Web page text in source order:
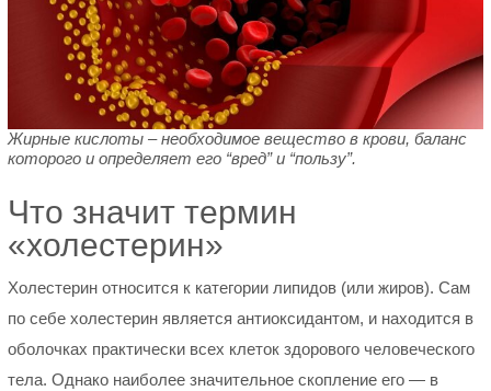
Жирные кислоты – необходимое вещество в крови, баланс
которого и определяет его “вред” и “пользу”.
Что значит термин
«холестерин»
Холестерин относится к категории липидов (или жиров). Сам
по себе холестерин является антиоксидантом, и находится в
оболочках практически всех клеток здорового человеческого
тела. Однако наиболее значительное скопление его — в